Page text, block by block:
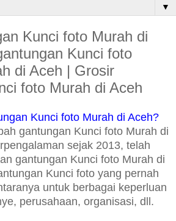
▼
Kunci foto Murah di
Kunci foto
di Aceh | Grosir
foto Murah di Aceh
Kunci foto Murah di Aceh?
gantungan Kunci foto Murah di
sejak 2013, telah
gantungan Kunci foto Murah di
Kunci foto yang pernah
untuk berbagai keperluan
perusahaan, organisasi, dll.